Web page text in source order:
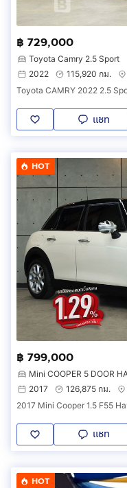
฿ 729,000
Toyota Camry 2.5 Sport
2022
115,920 กม.
Toyota CAMRY 2022 2.5
แชท
HOT
฿ 799,000
Mini COOPER 5 DOOR
2017
126,875 กม.
2017 Mini Cooper 1.5 F55
แชท
HOT